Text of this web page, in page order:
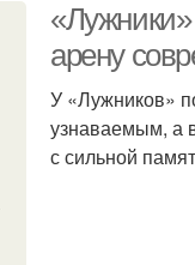
«Лужники»
арену
У «Лужников»
узнаваемым, а
с сильной